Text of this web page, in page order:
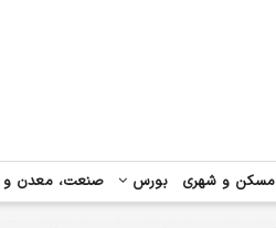
مسکن و شهری بورس صنعت، معدن و